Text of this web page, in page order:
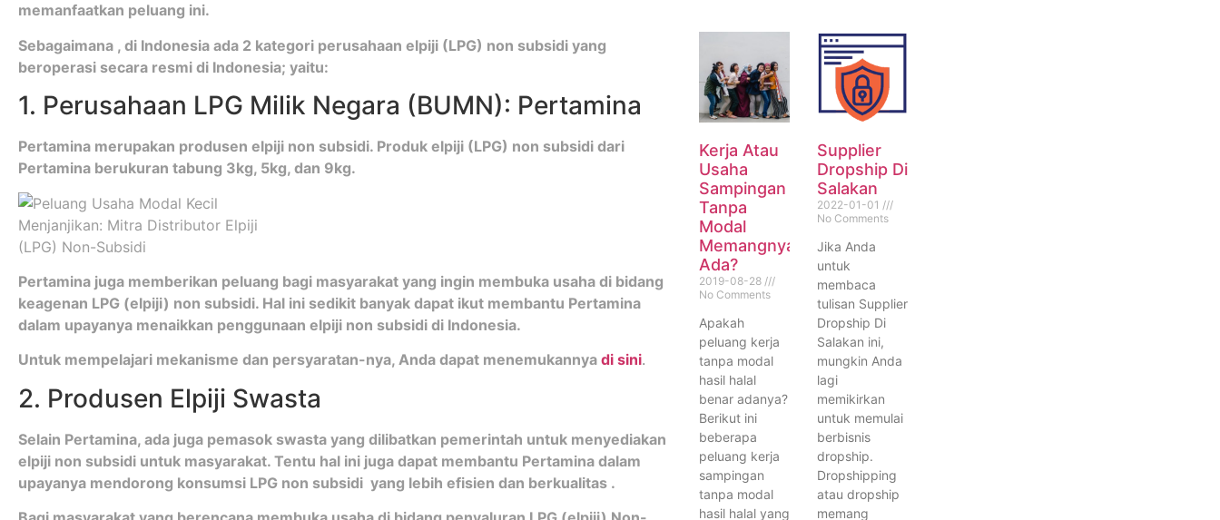
memanfaatkan peluang ini.
Sebagaimana , di Indonesia ada 2 kategori perusahaan elpiji (LPG) non subsidi yang
beroperasi secara resmi di Indonesia; yaitu:
1. Perusahaan LPG Milik Negara (BUMN): Pertamina
Pertamina merupakan produsen elpiji non subsidi. Produk elpiji (LPG) non subsidi dari
Pertamina berukuran tabung 3kg, 5kg, dan 9kg.
Pertamina juga memberikan peluang bagi masyarakat yang ingin membuka usaha di bidang
keagenan LPG (elpiji) non subsidi. Hal ini sedikit banyak dapat ikut membantu Pertamina
dalam upayanya menaikkan penggunaan elpiji non subsidi di Indonesia.
Untuk mempelajari mekanisme dan persyaratan-nya, Anda dapat menemukannya di sini.
2. Produsen Elpiji Swasta
Selain Pertamina, ada juga pemasok swasta yang dilibatkan pemerintah untuk menyediakan
elpiji non subsidi untuk masyarakat. Tentu hal ini juga dapat membantu Pertamina dalam
upayanya mendorong konsumsi LPG non subsidi yang lebih efisien dan berkualitas .
Kerja Atau
Usaha
Sampingan
Tanpa
Modal
Memangnya
Ada?
2019-08-28
No Comments
Apakah
peluang kerja
tanpa modal
hasil halal
benar adanya?
Berikut ini
beberapa
peluang kerja
sampingan
tanpa modal
hasil halal yang
Supplier
Dropship Di
Salakan
2022-01-01
No Comments
Jika Anda
untuk
membaca
tulisan Supplier
Dropship Di
Salakan ini,
mungkin Anda
lagi
memikirkan
untuk memulai
berbisnis
dropship.
Dropshipping
atau dropship
memang